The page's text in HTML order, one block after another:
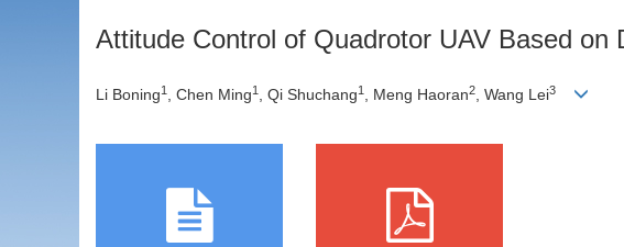
Attitude Control of Quadrotor UAV Based
Li Boning1 , Chen Ming1 , Qi Shuchang1 , Meng Haoran2 , Wang Lei3